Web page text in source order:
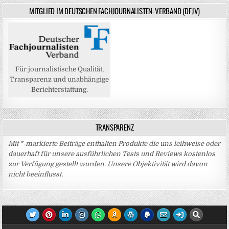
MITGLIED IM DEUTSCHEN FACHJOURNALISTEN-VERBAND (DFJV)
Für journalistische Qualität,
Transparenz und unabhängige
Berichterstattung.
TRANSPARENZ
Mit *-markierte Beiträge enthalten Produkte die uns leihweise oder
dauerhaft für unsere ausführlichen Tests und Reviews kostenlos
zur Verfügung gestellt wurden. Unsere Objektivität wird davon
nicht beeinflusst.